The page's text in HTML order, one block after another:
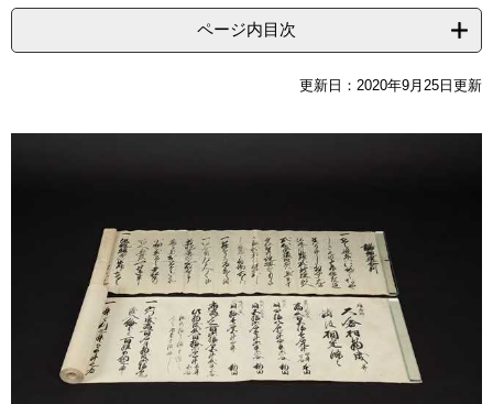
ページ内目次
更新日：2020年9月25日更新